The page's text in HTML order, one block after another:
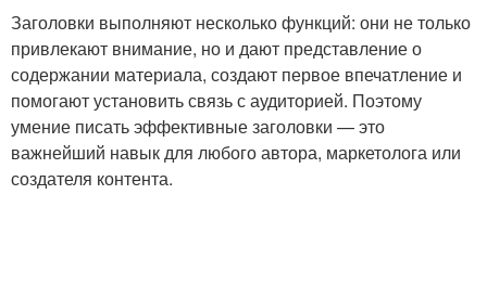
Заголовки выполняют несколько функций: они не только
привлекают внимание, но и дают представление о
содержании материала, создают первое впечатление и
помогают установить связь с аудиторией. Поэтому
умение писать эффективные заголовки — это
важнейший навык для любого автора, маркетолога или
создателя контента.